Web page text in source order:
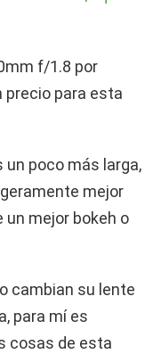
f/1.8 por
precio para esta
un poco más larga,
mejor
un mejor bokeh o
cambian su lente
para mí es
cosas de esta